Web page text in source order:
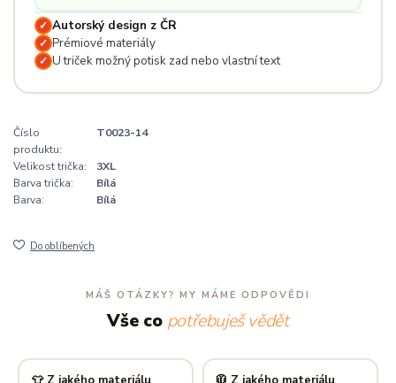
✓ Autorský design z ČR
✓ Prémiové materiály
✓ U triček možný potisk zad nebo vlastní text
Číslo
produktu:
T0023-14
Velikost trička:
3XL
Barva trička:
Bílá
Barva:
Bílá
Do oblíbených
MÁŠ OTÁZKY? MY MÁME ODPOVĚDI
Vše co potřebuješ vědět